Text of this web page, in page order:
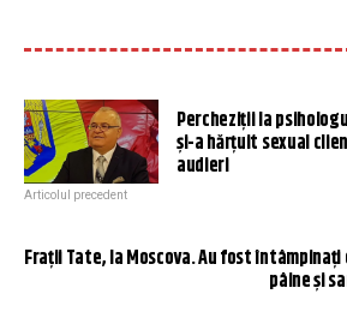
Percheziții la
și-a hărțuit sexual
audieri
Articolul precedent
Frații Tate, la Moscova. Au fost întâmpinați
pâine și